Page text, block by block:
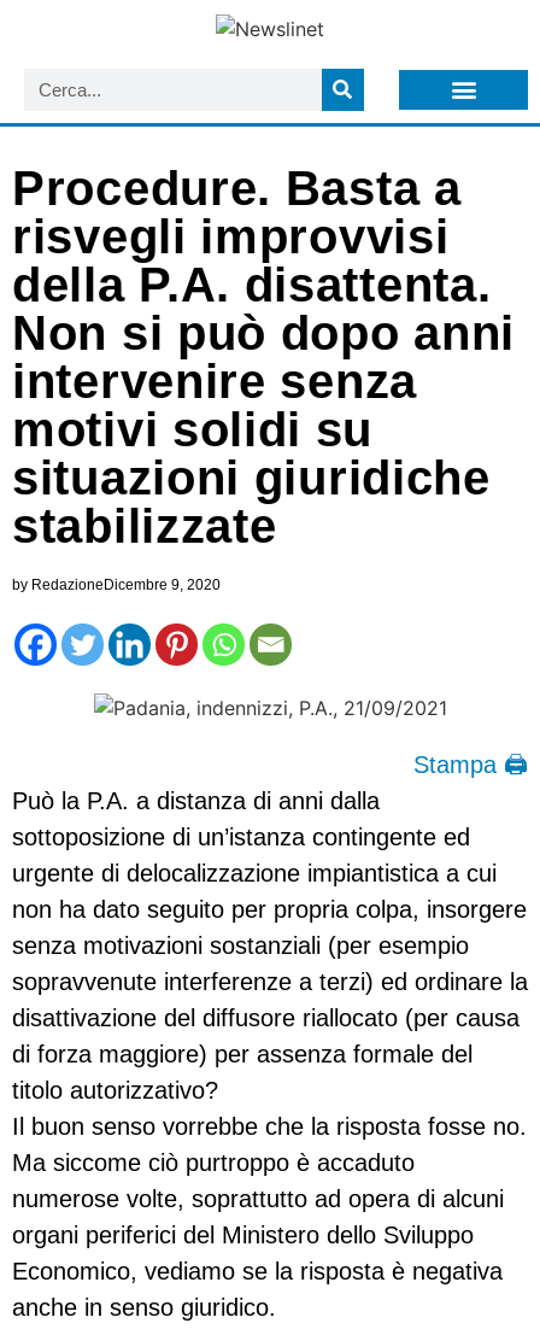
Procedure. Basta a
risvegli improvvisi
della P.A. disattenta.
Non si può dopo anni
intervenire senza
motivi solidi su
situazioni giuridiche
stabilizzate
by RedazioneDicembre 9, 2020
Stampa 🖨
Può la P.A. a distanza di anni dalla
sottoposizione di un’istanza contingente ed
urgente di delocalizzazione impiantistica a cui
non ha dato seguito per propria colpa, insorgere
senza motivazioni sostanziali (per esempio
sopravvenute interferenze a terzi) ed ordinare la
disattivazione del diffusore riallocato (per causa
di forza maggiore) per assenza formale del
titolo autorizzativo?
Il buon senso vorrebbe che la risposta fosse no.
Ma siccome ciò purtroppo è accaduto
numerose volte, soprattutto ad opera di alcuni
organi periferici del Ministero dello Sviluppo
Economico, vediamo se la risposta è negativa
anche in senso giuridico.